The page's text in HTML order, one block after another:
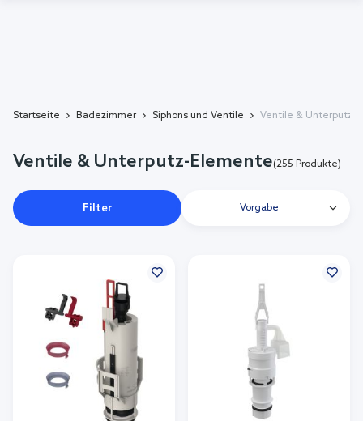
Startseite Badezimmer Siphons und Ventile Ventile & Unterputz-
Ventile & Unterputz-Elemente(255 Produkte)
Filter Vorgabe